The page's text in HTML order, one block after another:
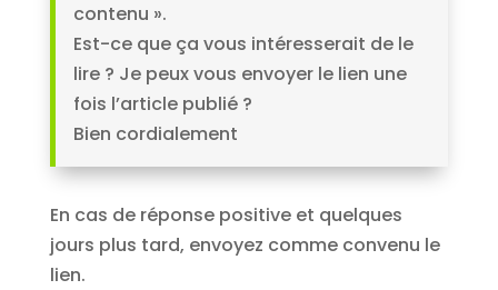
contenu ».
Est-ce que ça vous intéresserait de le
lire ? Je peux vous envoyer le lien une
fois l’article publié ?
Bien cordialement
En cas de réponse positive et quelques
jours plus tard, envoyez comme convenu le
lien.